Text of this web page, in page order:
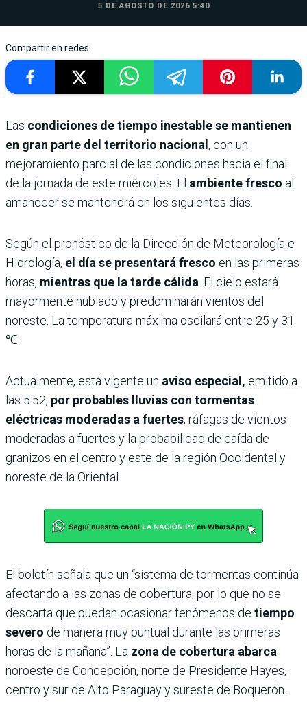
5 DE AGOSTO DE 2026 5:40
Compartir en redes
Las condiciones de tiempo inestable se mantienen
en gran parte del territorio nacional , con un
mejoramiento parcial de las condiciones hacia el final
de la jornada de este miércoles. El ambiente fresco al
amanecer se mantendrá en los siguientes días.
Según el pronóstico de la Dirección de Meteorología e
Hidrología, el día se presentará fresco en las primeras
horas, mientras que la tarde cálida. El cielo estará
mayormente nublado y predominarán vientos del
noreste. La temperatura máxima oscilará entre 25 y 31
℃.
Actualmente, está vigente un aviso especial, emitido a
las 5:52, por probables lluvias con tormentas
eléctricas moderadas a fuertes, ráfagas de vientos
moderadas a fuertes y la probabilidad de caída de
granizos en el centro y este de la región Occidental y
noreste de la Oriental.
El boletín señala que un “sistema de tormentas continúa
afectando a las zonas de cobertura, por lo que no se
descarta que puedan ocasionar fenómenos de tiempo
severo de manera muy puntual durante las primeras
horas de la mañana”. La zona de cobertura abarca:
noroeste de Concepción, norte de Presidente Hayes,
centro y sur de Alto Paraguay y sureste de Boquerón.